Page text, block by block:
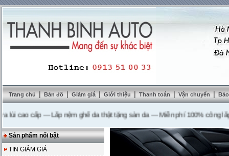
Trang chủ | Bản đồ | Giảm giá | Giới thiệu | Thanh toán | Vận chuyển |
cấp---Lắp nệm ghế da thật tặng sàn da---Miễn phí 100% công lắp đặt
Sản phẩm nổi bật
TIN GIẢM GIÁ